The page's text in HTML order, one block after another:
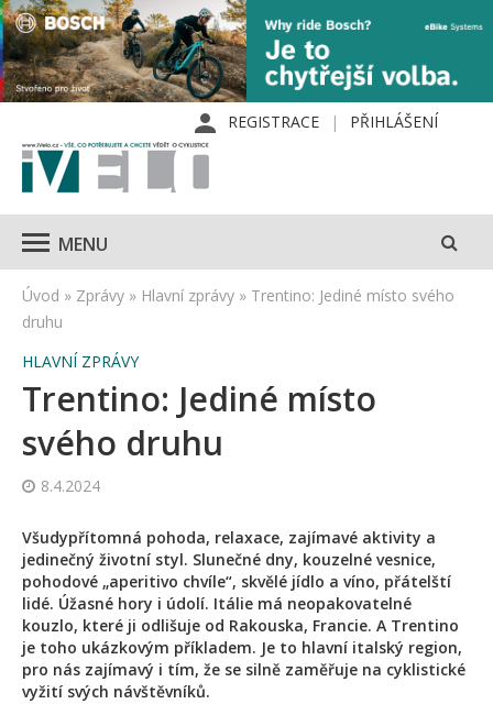
REGISTRACE PŘIHLÁŠENÍ
MENU
Úvod » Zprávy » Hlavní zprávy » Trentino: Jediné místo svého
druhu
HLAVNÍ ZPRÁVY
Trentino: Jediné místo
svého druhu
8.4.2024
Všudypřítomná pohoda, relaxace, zajímavé aktivity a
jedinečný životní styl. Slunečné dny, kouzelné vesnice,
pohodové „aperitivo chvíle“, skvělé jídlo a víno, přátelští
lidé. Úžasné hory i údolí. Itálie má neopakovatelné
kouzlo, které ji odlišuje od Rakouska, Francie. A Trentino
je toho ukázkovým příkladem. Je to hlavní italský region,
pro nás zajímavý i tím, že se silně zaměřuje na cyklistické
vyžití svých návštěvníků.